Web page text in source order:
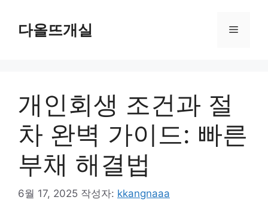
다올뜨개실 메
개인회생 조건과 절
차 완벽 가이드: 빠른
부채 해결법
6월 17, 2025 작성자: kkangnaaa